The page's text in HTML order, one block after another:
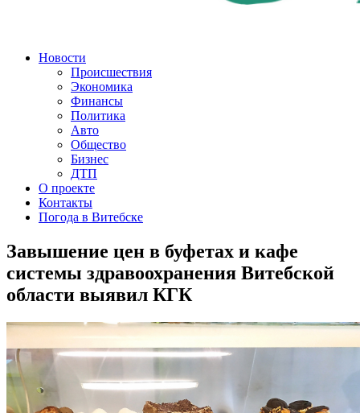
Новости
Происшествия
Экономика
Финансы
Политика
Авто
Общество
Бизнес
ДТП
О проекте
Контакты
Погода в Витебске
Завышение цен в буфетах и кафе
системы здравоохранения Витебской
области выявил КГК